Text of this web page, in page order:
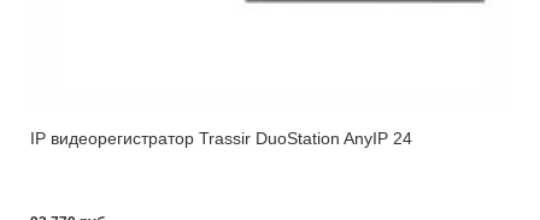
IP видеорегистратор Trassir DuoStation AnyIP 24